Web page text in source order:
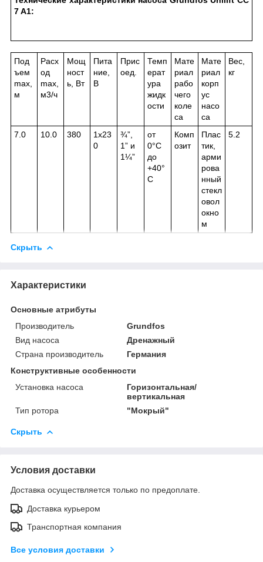
7 A1:
Под
ъем
max,
м
Расх
од
max,
м3/ч
Мощ
ност
ь, Вт
Пита
ние,
В
Прис
оед.
Темп
ерат
ура
жидк
ости
Мате
риал
рабо
чего
коле
са
Мате
риал
корп
ус
насо
са
Вес,
кг
7.0 10.0 380
1х23
0
¾”,
1” и
1¼”
от
0°С
до
+40°
С
Комп
озит
Плас
тик,
арми
рова
нный
стекл
овол
окно
м
5.2
Скрыть
Характеристики
Основные атрибуты
Производитель
Grundfos
Вид насоса
Дренажный
Страна производитель
Германия
Конструктивные особенности
Установка насоса
Горизонтальная/
вертикальная
Тип ротора
"Мокрый"
Скрыть
Условия доставки
Доставка осуществляется только по предоплате.
Доставка курьером
Транспортная компания
Все условия доставки